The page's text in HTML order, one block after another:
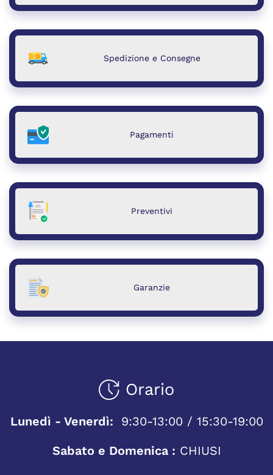
Spedizione e Consegne
Pagamenti
Preventivi
Garanzie
Orario
Lunedì - Venerdì:
9:30-13:00 / 15:30-19:00
Sabato e Domenica : CHIUSI